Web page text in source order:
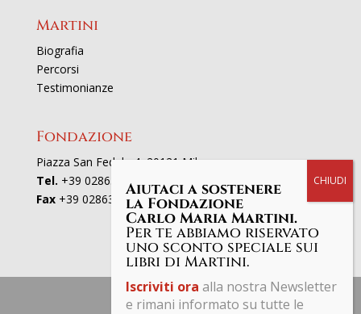
Martini
Biografia
Percorsi
Testimonianze
Fondazione
Piazza San Fedele 4, 20121 Milano
Tel. +39 02863521
Fax+39 0286352801Aiutaci a sostenere
la Fondazione
Carlo Maria Martini.
Per te abbiamo riservato
uno sconto speciale sui
libri di Martini.
Iscriviti ora alla nostra Newsletter
e rimani informato su tutte le